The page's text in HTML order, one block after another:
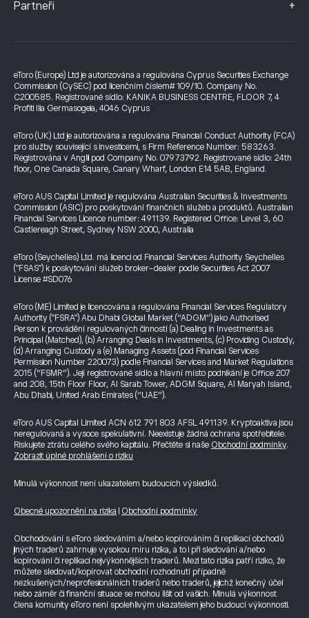
Partneři +
eToro (Europe) Ltd je autorizována a regulována Cyprus Securities Exchange
Commission (CySEC) pod licenčním číslem# 109/10. Company No.
C200585. Registrované sídlo: KANIKA BUSINESS CENTRE, FLOOR 7, 4
Profiti Ilia Germasogeia, 4046 Cyprus
eToro (UK) Ltd je autorizována a regulována Financial Conduct Authority (FCA)
pro služby související s investicemi, s Firm Reference Number: 583263.
Registrována v Anglii pod Company No. 07973792. Registrované sídlo: 24th
floor, One Canada Square, Canary Wharf, London E14 5AB, England.
eToro AUS Capital Limited je regulována Australian Securities & Investments
Commission (ASIC) pro poskytování finančních služeb a produktů. Australian
Financial Services Licence number: 491139. Registered Office: Level 3, 60
Castlereagh Street, Sydney NSW 2000, Australia
eToro (Seychelles) Ltd. má licenci od Financial Services Authority Seychelles
("FSAS") k poskytování služeb broker-dealer podle Securities Act 2007
License #SD076
eToro (ME) Limited je licencována a regulována Financial Services Regulatory
Authority ("FSRA") Abu Dhabi Global Market (“ADGM”) jako Authorised
Person k provádění regulovaných činností (a) Dealing in Investments as
Principal (Matched), (b) Arranging Deals in Investments, (c) Providing Custody,
(d) Arranging Custody a (e) Managing Assets (pod Financial Services
Permission Number 220073) podle Financial Services and Market Regulations
2015 (“FSMR”). Její registrované sídlo a hlavní místo podnikání je Office 207
and 208, 15th Floor Floor, Al Sarab Tower, ADGM Square, Al Maryah Island,
Abu Dhabi, United Arab Emirates (“UAE”).
eToro AUS Capital Limited ACN 612 791 803 AFSL 491139. Kryptoaktiva jsou
neregulovaná a vysoce spekulativní. Neexistuje žádná ochrana spotřebitele.
Riskujete ztrátu celého svého kapitálu. Přečtěte si naše Obchodní podmínky.
Zobrazit úplné prohlášení o riziku
Minulá výkonnost není ukazatelem budoucích výsledků.
Obecné upozornění na rizika Obchodní podmínky
Obchodování s eToro sledováním a/nebo kopírováním či replikací obchodů
jiných traderů zahrnuje vysokou míru rizika, a to i při sledování a/nebo
kopírování či replikaci nejvýkonnějších traderů. Mezi tato rizika patří riziko, že
můžete sledovat/kopírovat obchodní rozhodnutí případně
nezkušených/neprofesionálních traderů nebo traderů, jejichž konečný účel
nebo záměr či finanční situace se mohou lišit od vašich. Minulá výkonnost
člena komunity eToro není spolehlivým ukazatelem jeho budoucí výkonnosti.